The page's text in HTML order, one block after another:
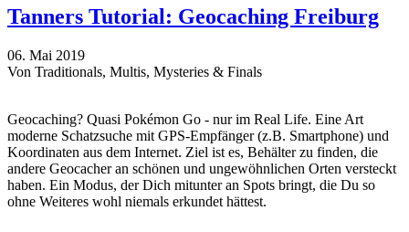
Tanners Tutorial: Geocaching Freiburg
06. Mai 2019
Von Traditionals, Multis, Mysteries & Finals
Geocaching? Quasi Pokémon Go - nur im Real Life. Eine Art
moderne Schatzsuche mit GPS-Empfänger (z.B. Smartphone) und
Koordinaten aus dem Internet. Ziel ist es, Behälter zu finden, die
andere Geocacher an schönen und ungewöhnlichen Orten versteckt
haben. Ein Modus, der Dich mitunter an Spots bringt, die Du so
ohne Weiteres wohl niemals erkundet hättest.